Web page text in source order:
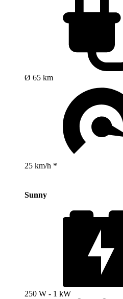
Ø 65 km
25 km/h *
Sunny
250 W - 1 kW